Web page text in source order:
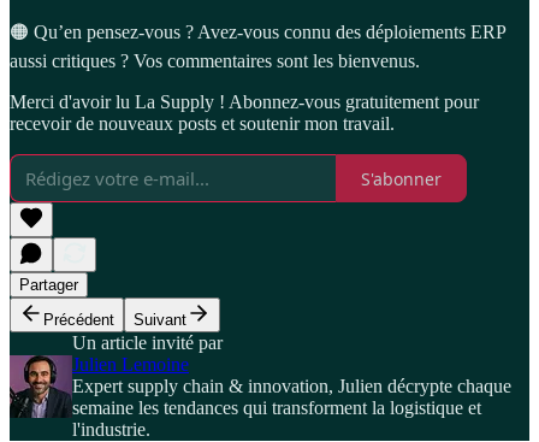
🟠 Qu’en pensez-vous ? Avez-vous connu des déploiements ERP
aussi critiques ? Vos commentaires sont les bienvenus.
Merci d'avoir lu La Supply ! Abonnez-vous gratuitement pour
recevoir de nouveaux posts et soutenir mon travail.
S'abonner
Partager
Précédent
Suivant
Un article invité par
Julien Lemoine
Expert supply chain & innovation, Julien décrypte chaque
semaine les tendances qui transforment la logistique et
l'industrie.